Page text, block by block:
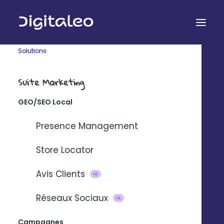
Solutions
Suite Marketing
GEO/SEO Local
Presence Management
Store Locator
Avis Clients
IA
Réseaux Sociaux IA
Campagnes
Des équipes dédiées à
l'accompagnement
et la formation de vos
établissements